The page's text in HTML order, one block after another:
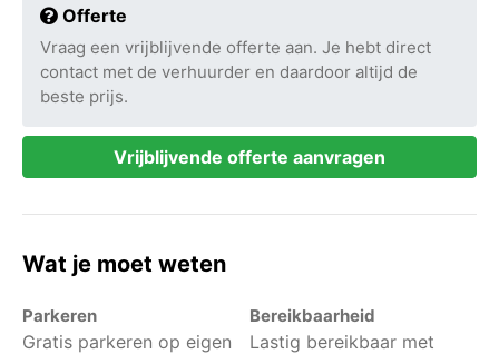
Offerte
Vraag een vrijblijvende offerte aan. Je hebt direct
contact met de verhuurder en daardoor altijd de
beste prijs.
Vrijblijvende offerte aanvragen
Wat je moet weten
Parkeren
Gratis parkeren op eigen
Bereikbaarheid
Lastig bereikbaar met